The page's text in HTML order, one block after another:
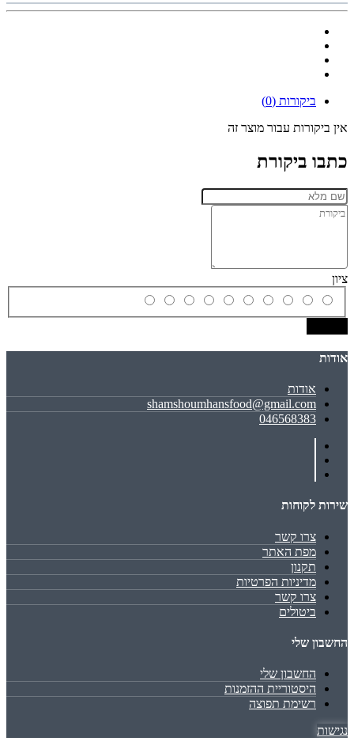
ביקורות (0)
אין ביקורות עבור מוצר זה
כתבו ביקורת
ציון
אודות
אודות
shamshoumhansfood@gmail.com
046568383
שירות לקוחות
צרו קשר
מפת האתר
תקנון
מדיניות הפרטיות
צרו קשר
ביטולים
החשבון שלי
החשבון שלי
היסטוריית ההזמנות
רשימת תפוצה
נגישות